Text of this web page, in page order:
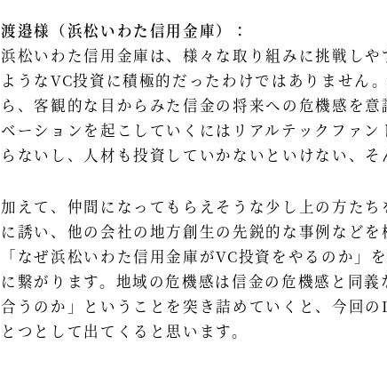
渡邉様（浜松いわた信用金庫）：
浜松いわた信用金庫は、様々な取り組みに挑戦し
ようなVC投資に積極的だったわけではありません
ら、客観的な目からみた信金の将来への危機感を
ベーションを起こしていくにはリアルテックファ
らないし、人材も投資していかないといけない、
加えて、仲間になってもらえそうな少し上の方た
に誘い、他の会社の地方創生の先鋭的な事例などを
「なぜ浜松いわた信用金庫がVC投資をやるのか」
に繋がります。地域の危機感は信金の危機感と同
合うのか」ということを突き詰めていくと、今回
とつとして出てくると思います。